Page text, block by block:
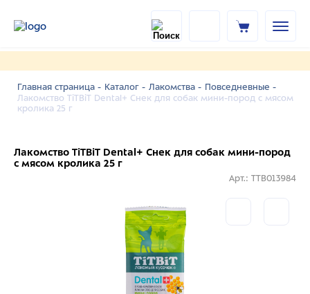
Главная страница - Каталог - Лакомства - Повседневные -
Лакомство TiTBiT Dental+ Снек для собак мини-пород с мясом
кролика 25 г
Лакомство TiTBiT Dental+ Снек для собак мини-пород
с мясом кролика 25 г
Арт.: TTB013984